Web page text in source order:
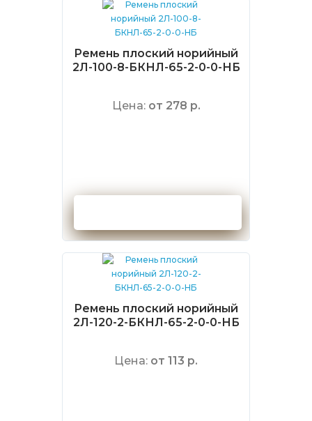
Ремень плоский норийный
2Л-100-8-БКНЛ-65-2-0-0-НБ
Цена: от 278 р.
Ремень плоский норийный
2Л-120-2-БКНЛ-65-2-0-0-НБ
Цена: от 113 р.